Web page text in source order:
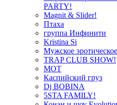
PARTY!
Magnit & Slider!
Птаха
группа Инфинити
Kristina Si
Мужское
TRAP CLUB SHOW!
МОТ
Каспийский груз
Dj BOBINA
5STA FAMILY!